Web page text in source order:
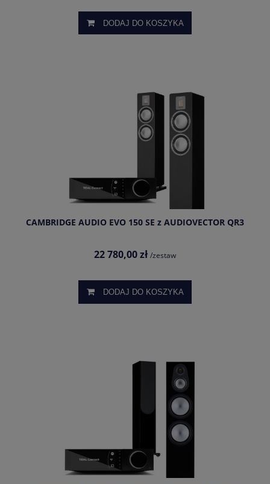
DODAJ DO KOSZYKA
CAMBRIDGE AUDIO EVO 150 SE z AUDIOVECTOR QR3
22 780,00 zł /zestaw
DODAJ DO KOSZYKA